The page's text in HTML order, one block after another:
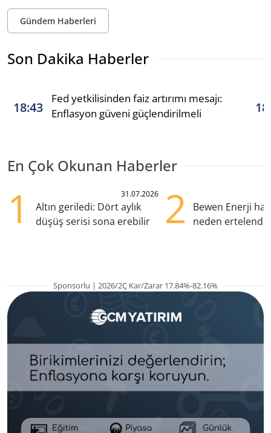
Gündem Haberleri
Son Dakika Haberler
18:43
Fed yetkilisinden faiz artırımı mesajı:
Enflasyon güveni güçlendirilmeli
En Çok Okunan Haberler
1 31.07.2026
Altın geriledi: Dört aylık
düşüş serisi sona erebilir
2
Bewen Enerji
neden
Sponsorlu | 2026/2Ç Kar/Zarar 17.84%-82.16%